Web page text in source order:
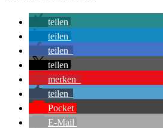
teilen
teilen
teilen
teilen
merken
teilen
Pocket
E-Mail